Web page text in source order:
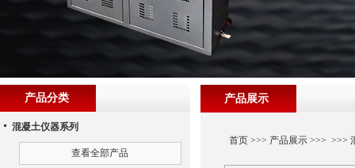
产品展示
首页>>> 产品展示>>> >>>
产品分类
混凝土仪器系列
查看全部产品